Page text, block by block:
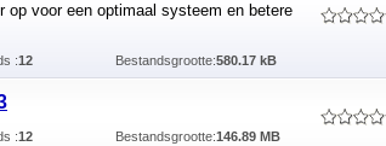
op voor een optimaal systeem en betere
:12 Bestandsgrootte:580.17 kB
:12 Bestandsgrootte:146.89 MB